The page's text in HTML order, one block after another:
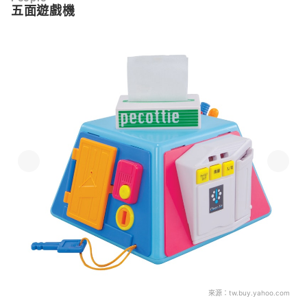
五面遊戲機
來源： tw.buy.yahoo.com